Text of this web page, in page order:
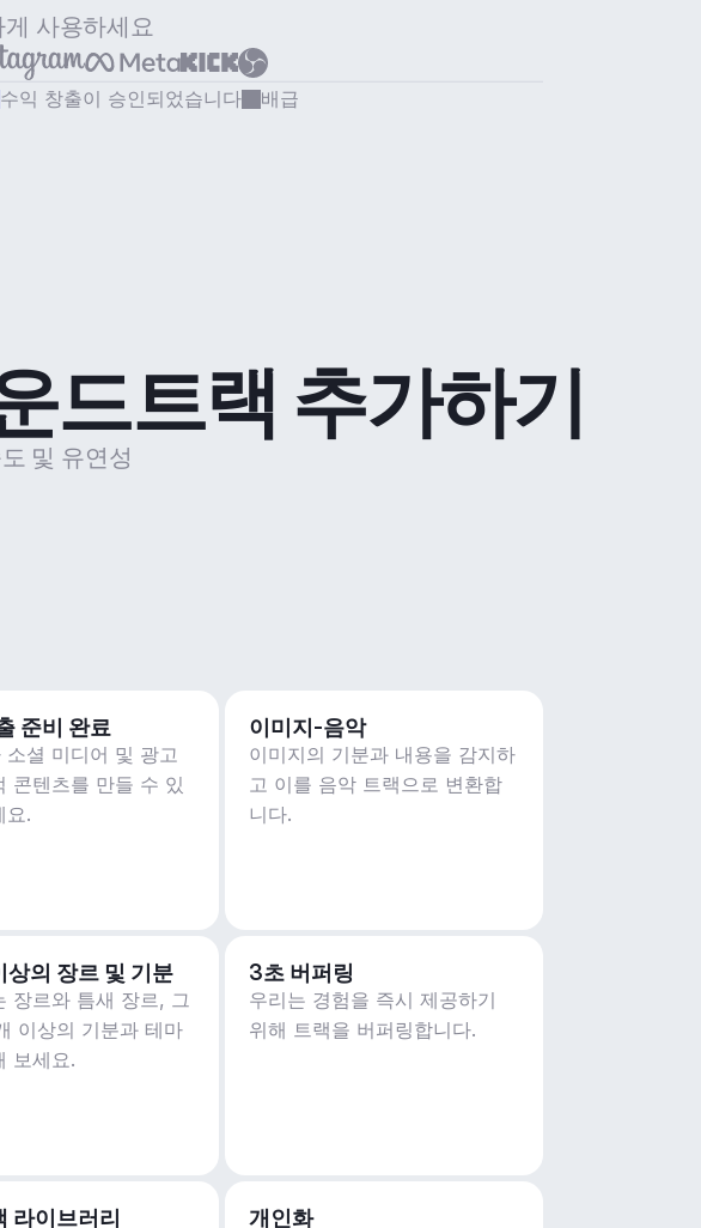
사용하세요
수익 창출이 승인되었습니다 배급
드트랙 추가하기
및 유연성
준비 완료
소셜 미디어 및 광고
콘텐츠를 만들 수 있
요.
이미지-음악
이미지의 기분과 내용을 감지하
고 이를 음악 트랙으로 변환합
니다.
상의 장르 및 기분
장르와 틈새 장르, 그
이상의 기분과 테마
보세요.
3초 버퍼링
우리는 경험을 즉시 제공하기
위해 트랙을 버퍼링합니다.
라이브러리 개인화